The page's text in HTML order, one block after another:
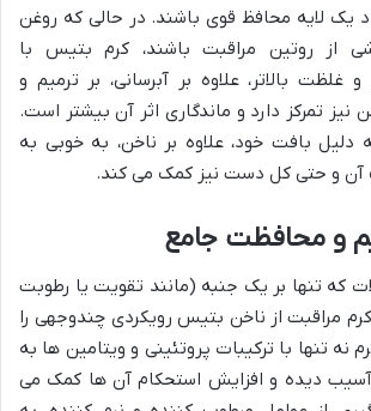
یک لایه محافظ قوی باشند. در حالی که روغن
از روتین مراقبت باشند، کرم بتیس با
غلظت بالاتر، علاوه بر آبرسانی، بر ترمیم و
نیز تمرکز دارد و ماندگاری اثر آن بیشتر است.
دلیل بافت خود، علاوه بر ناخن، به خوبی به
آن و حتی کل دست نیز کمک می کند.
و محافظت جامع
که تنها بر یک جنبه (مانند تقویت یا رطوبت
کرم مراقبت از ناخن بتیس رویکردی چندوجهی را
نه تنها با ترکیبات پروتئینی و ویتامین ها به
آسیب دیده و افزایش استحکام آن ها کمک می